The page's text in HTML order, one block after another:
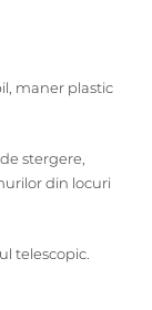
maner plastic
stergere,
din locuri
telescopic.